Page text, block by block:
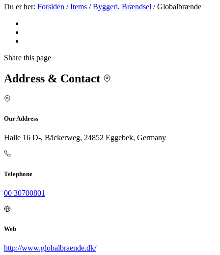
Du er her: Forsiden / Items / Byggeri, Brændsel / Globalbrænde
Share this page
Address & Contact
Our Address
Halle 16 D-, Bäckerweg, 24852 Eggebek, Germany
Telephone
00 30700801
Web
http://www.globalbraende.dk/